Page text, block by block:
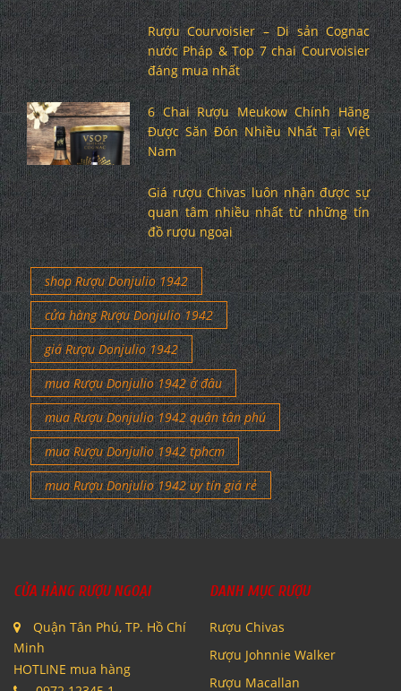
Rượu Courvoisier – Di sản Cognac
nước Pháp & Top 7 chai Courvoisier
đáng mua nhất
6 Chai Rượu Meukow Chính Hãng
Được Săn Đón Nhiều Nhất Tại Việt
Nam
Giá rượu Chivas luôn nhận được sự
quan tâm nhiều nhất từ những tín
đồ rượu ngoại
shop Rượu Donjulio 1942
cửa hàng Rượu Donjulio 1942
giá Rượu Donjulio 1942
mua Rượu Donjulio 1942 ở đâu
mua Rượu Donjulio 1942 quận tân phú
mua Rượu Donjulio 1942 tphcm
mua Rượu Donjulio 1942 uy tín giá rẻ
CỬA HÀNG RƯỢU NGOẠI
Quận Tân Phú, TP. Hồ Chí
Minh
HOTLINE mua hàng
DANH MỤC RƯỢU
Rượu Chivas
Rượu Johnnie Walker
Rượu Macallan